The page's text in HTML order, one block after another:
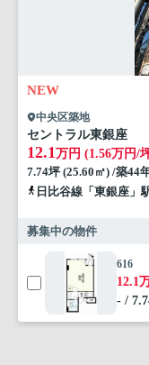
NEW
中央区築地
セントラル東銀座
12.1 万円 (1.56万円/
7.74坪 (25.60㎡) /築44
日比谷線「東銀座」
募集中の物件
616
12.1
- /